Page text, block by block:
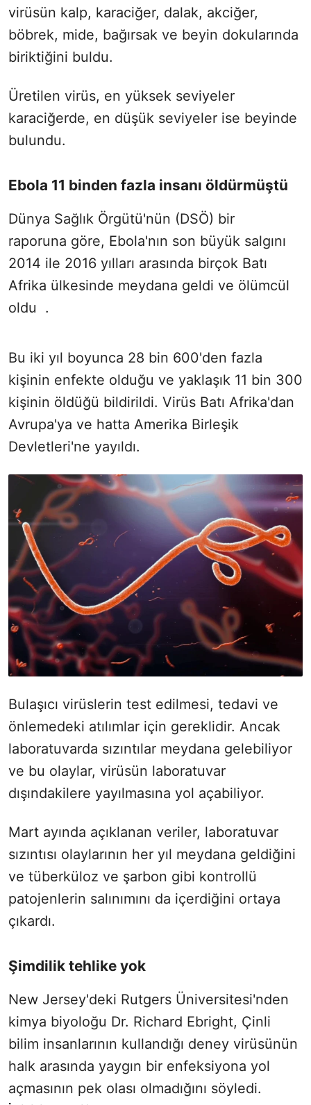
virüsün kalp, karaciğer, dalak, akciğer,
böbrek, mide, bağırsak ve beyin dokularında
biriktiğini buldu.
Üretilen virüs, en yüksek seviyeler
karaciğerde, en düşük seviyeler ise beyinde
bulundu.
Ebola 11 binden fazla insanı öldürmüştü
Dünya Sağlık Örgütü'nün (DSÖ) bir
raporuna göre, Ebola'nın son büyük salgını
2014 ile 2016 yılları arasında birçok Batı
Afrika ülkesinde meydana geldi ve ölümcül
oldu .
Bu iki yıl boyunca 28 bin 600'den fazla
kişinin enfekte olduğu ve yaklaşık 11 bin 300
kişinin öldüğü bildirildi. Virüs Batı Afrika'dan
Avrupa'ya ve hatta Amerika Birleşik
Devletleri'ne yayıldı.
Bulaşıcı virüslerin test edilmesi, tedavi ve
önlemedeki atılımlar için gereklidir. Ancak
laboratuvarda sızıntılar meydana gelebiliyor
ve bu olaylar, virüsün laboratuvar
dışındakilere yayılmasına yol açabiliyor.
Mart ayında açıklanan veriler, laboratuvar
sızıntısı olaylarının her yıl meydana geldiğini
ve tüberküloz ve şarbon gibi kontrollü
patojenlerin salınımını da içerdiğini ortaya
çıkardı.
Şimdilik tehlike yok
New Jersey'deki Rutgers Üniversitesi'nden
kimya biyoloğu Dr. Richard Ebright, Çinli
bilim insanlarının kullandığı deney virüsünün
halk arasında yaygın bir enfeksiyona yol
açmasının pek olası olmadığını söyledi.